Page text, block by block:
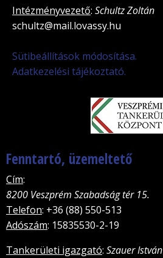
Intézményvezető: Schultz Zoltán
schultz@mail.lovassy.hu
Sütibeállítások módosítása.
Adatkezelési tájékoztató.
Fenntartó, üzemeltető
Cím:
8200 Veszprém Szabadság tér 15.
Telefon: +36 (88) 550-513
Adószám: 15835530-2-19
Tankerületi igazgató: Szauer István